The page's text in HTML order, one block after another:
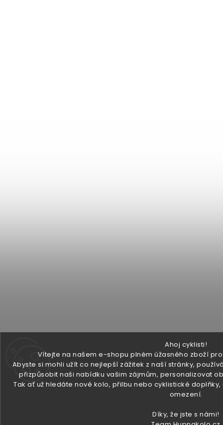
Ahoj cyklisti!
Vítejte na našem e-shopu plném úžasného zboží
Abyste si mohli užít co nejlepší zážitek z naší stránky,
přizpůsobit naši nabídku vašim zájmům, personalizovat
Tak ať už hledáte nové kolo, přilbu nebo cyklistické
omezení.
Díky, že jste s námi!